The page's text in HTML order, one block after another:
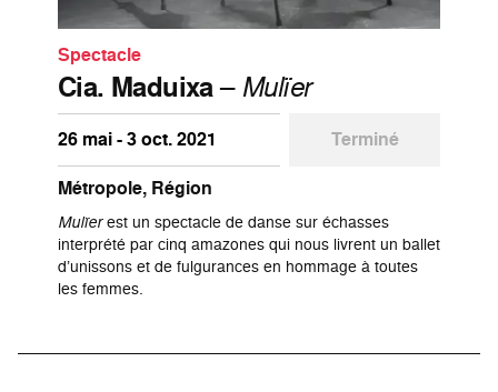
Spectacle
Cia. Maduixa– Mulïer
26 mai - 3 oct. 2021
Terminé
Métropole, Région
Mulïerest un spectacle de danse sur échasses
interprété par cinq amazones qui nous livrent un ballet
d’unissons et de fulgurances en hommage à toutes
les femmes.